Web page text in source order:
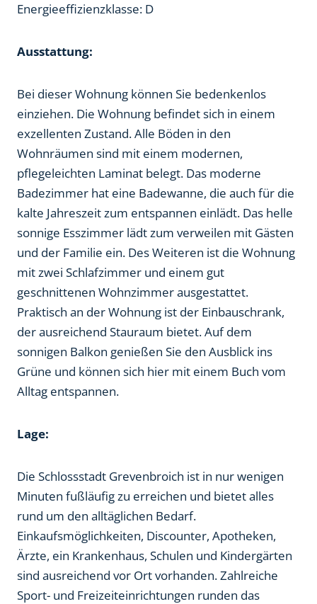
Energieeffizienzklasse: D
Ausstattung:
Bei dieser Wohnung können Sie bedenkenlos
einziehen. Die Wohnung befindet sich in einem
exzellenten Zustand. Alle Böden in den
Wohnräumen sind mit einem modernen,
pflegeleichten Laminat belegt. Das moderne
Badezimmer hat eine Badewanne, die auch für die
kalte Jahreszeit zum entspannen einlädt. Das helle
sonnige Esszimmer lädt zum verweilen mit Gästen
und der Familie ein. Des Weiteren ist die Wohnung
mit zwei Schlafzimmer und einem gut
geschnittenen Wohnzimmer ausgestattet.
Praktisch an der Wohnung ist der Einbauschrank,
der ausreichend Stauraum bietet. Auf dem
sonnigen Balkon genießen Sie den Ausblick ins
Grüne und können sich hier mit einem Buch vom
Alltag entspannen.
Lage:
Die Schlossstadt Grevenbroich ist in nur wenigen
Minuten fußläufig zu erreichen und bietet alles
rund um den alltäglichen Bedarf.
Einkaufsmöglichkeiten, Discounter, Apotheken,
Ärzte, ein Krankenhaus, Schulen und Kindergärten
sind ausreichend vor Ort vorhanden. Zahlreiche
Sport- und Freizeiteinrichtungen runden das